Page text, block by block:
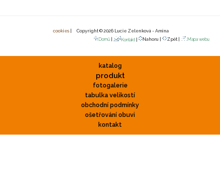
cookies | Copyright © 2026 Lucie Zelenková - Amina
Mapa webu
Zpět |
Nahoru |
Kontakt |
Domů
katalog
produkt
fotogalerie
tabulka velikostí
obchodní podmínky
ošetřování obuvi
kontakt